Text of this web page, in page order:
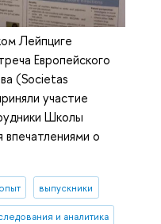
Лейпциге
Европейского
(Societas
участие
Школы
впечатлениями о
выпускники
и аналитика